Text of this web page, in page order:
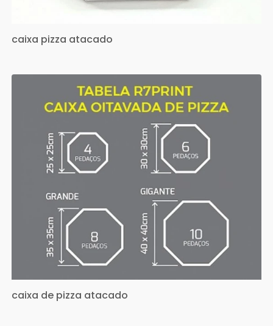
caixa pizza atacado
caixa de pizza atacado